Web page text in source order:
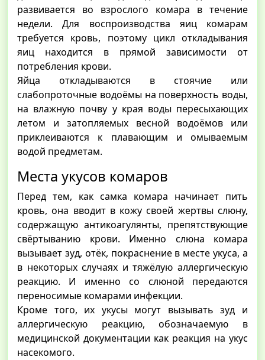
развивается во взрослого комара в течение
недели. Для воспроизводства яиц комарам
требуется кровь, поэтому цикл откладывания
яиц находится в прямой зависимости от
потребления крови.
Яйца откладываются в стоячие или
слабопроточные водоёмы на поверхность воды,
на влажную почву у края воды пересыхающих
летом и затопляемых весной водоёмов или
приклеиваются к плавающим и омываемым
водой предметам.
Места укусов комаров
Перед тем, как самка комара начинает пить
кровь, она вводит в кожу своей жертвы слюну,
содержащую антикоагулянты, препятствующие
свёртыванию крови. Именно слюна комара
вызывает зуд, отёк, покраснение в месте укуса, а
в некоторых случаях и тяжёлую аллергическую
реакцию. И именно со слюной передаются
переносимые комарами инфекции.
Кроме того, их укусы могут вызывать зуд и
аллергическую реакцию, обозначаемую в
медицинской документации как реакция на укус
насекомого.